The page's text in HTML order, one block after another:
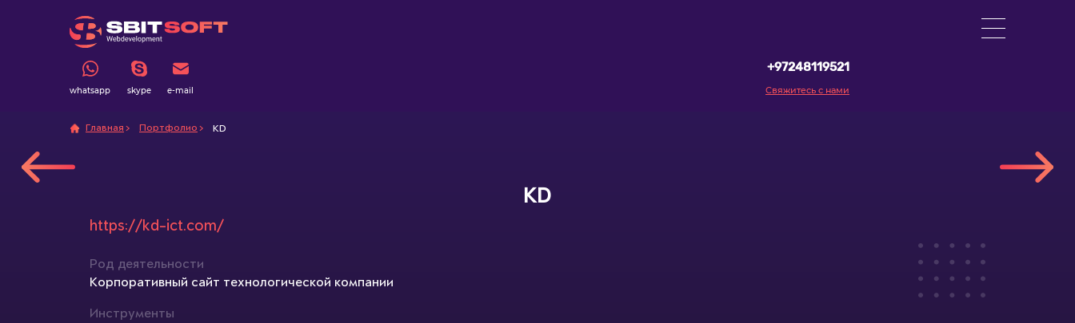
whatsapp skype e-mail
+97248119521
Свяжитесь с нами
Главная Портфолио KD
KD
https://kd-ict.com/
Род деятельности
Корпоративный сайт технологической компании
Инструменты